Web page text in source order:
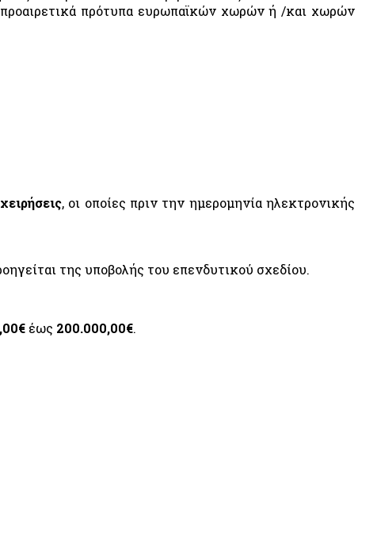
πρότυπα ευρωπαϊκών χωρών ή /και χωρών
, οι οποίες πριν την ημερομηνία ηλεκτρονικής
της υποβολής του επενδυτικού σχεδίου.
έως 200.000,00€.